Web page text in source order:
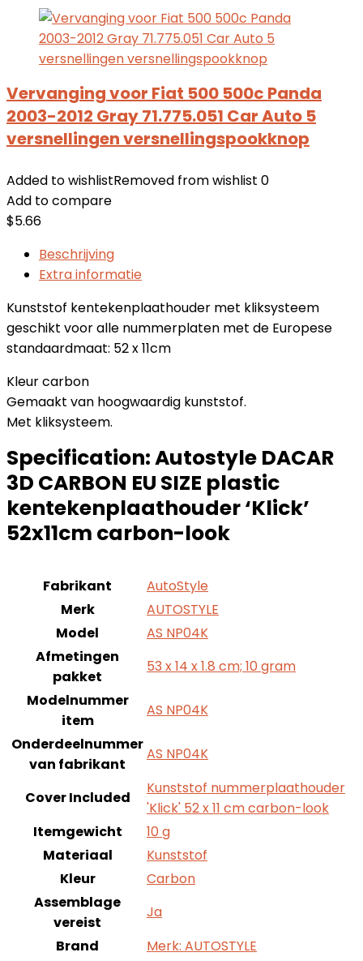
Vervanging voor Fiat 500 500c Panda
2003-2012 Gray 71.775.051 Car Auto 5
versnellingen versnellingspookknop
Added to wishlistRemoved from wishlist 0
Add to compare
$5.66
Beschrijving
Extra informatie
Kunststof kentekenplaathouder met kliksysteem
geschikt voor alle nummerplaten met de Europese
standaardmaat: 52 x 11cm
Kleur carbon
Gemaakt van hoogwaardig kunststof.
Met kliksysteem.
Specification:Autostyle DACAR
3D CARBON EU SIZE plastic
kentekenplaathouder ‘Klick’
52x11cm carbon-look
Fabrikant
AutoStyle
Merk
AUTOSTYLE
Model
AS NP04K
Afmetingen
pakket
53 x 14 x 1.8 cm; 10 gram
Modelnummer
item
AS NP04K
Onderdeelnummer
van fabrikant
AS NP04K
Cover Included
Kunststof nummerplaathouder
'Klick' 52 x 11 cm carbon-look
Itemgewicht
10 g
Materiaal
Kunststof
Kleur
Carbon
Assemblage
vereist
Ja
Brand
Merk: AUTOSTYLE